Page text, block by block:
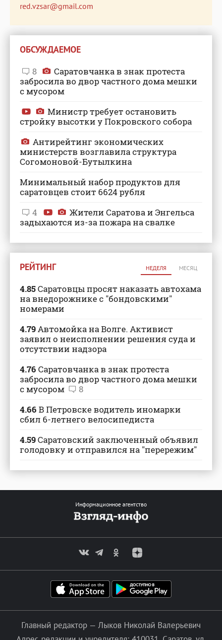
red.vzsar@gmail.com
ОБСУЖДАЕМОЕ
8
Саратовчанка в знак протеста
забросила во двор частного дома мешки
с мусором
Министр требует остановить
стройку высотки у Покровского собора
Антирейтинг экономических
министерств возглавила структура
Согомоновой-Бутылкина
Минимальный набор продуктов для
саратовцев стоит 6624 рубля
4
Жители Саратова и Энгельса
задыхаются из-за пожара на свалке
РЕЙТИНГ НЕДЕЛЯ МЕСЯЦ
4.85Саратовцы просят наказать автохама
на внедорожнике с "бондовскими"
номерами
4.79Автомойка на Волге. Активист
заявил о неисполнении решения суда и
отсутствии надзора
4.76 Саратовчанка в знак протеста
забросила во двор частного дома мешки
с мусором
8
4.66 В Петровске водитель иномарки
сбил 6-летнего велосипедиста
4.59Саратовский заключенный объявил
голодовку и отправился на "перережим"
Информационное агентство
Главный редактор — Лыков Николай Валерьевич